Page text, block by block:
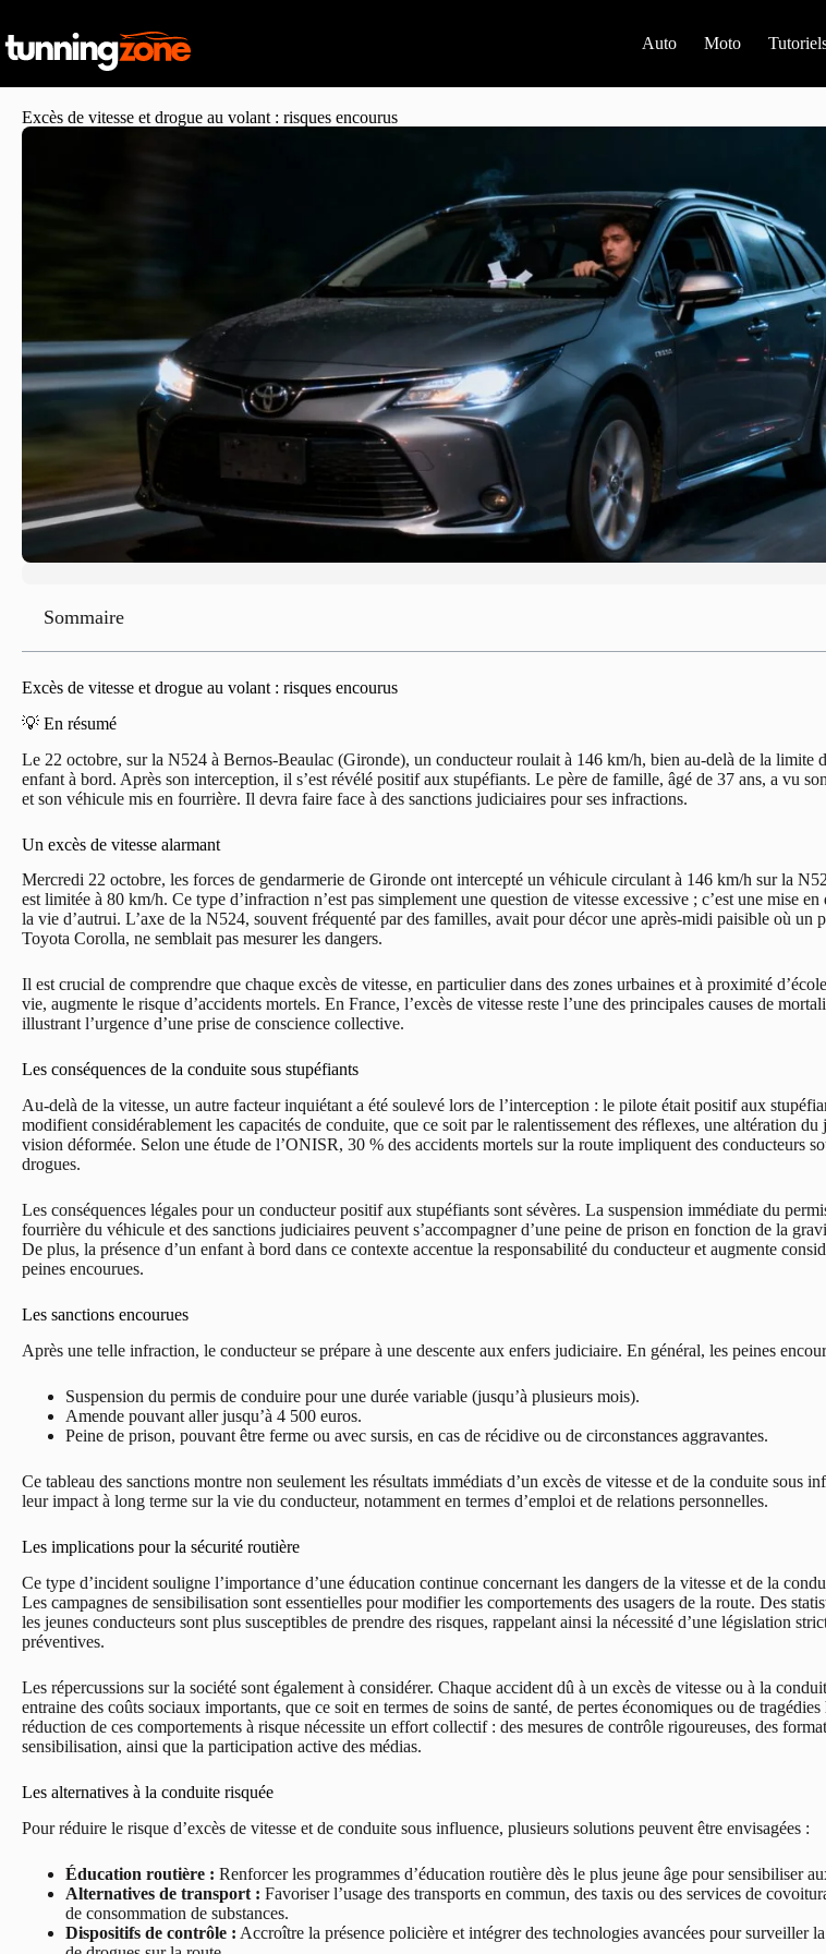
Auto Moto
Excès de vitesse et drogue au volant : risques encourus
Sommaire
Excès de vitesse et drogue au volant : risques encourus
💡 En résumé
Le 22 octobre, sur la N524 à Bernos-Beaulac (Gironde), un conducteur roulait à 146 km/h, bien au-delà de la limite
enfant à bord. Après son interception, il s’est révélé positif aux stupéfiants. Le père de famille, âgé de 37 ans, a vu
et son véhicule mis en fourrière. Il devra faire face à des sanctions judiciaires pour ses infractions.
Un excès de vitesse alarmant
Mercredi 22 octobre, les forces de gendarmerie de Gironde ont intercepté un véhicule circulant à 146 km/h sur la
est limitée à 80 km/h. Ce type d’infraction n’est pas simplement une question de vitesse excessive ; c’est une mise en
la vie d’autrui. L’axe de la N524, souvent fréquenté par des familles, avait pour décor une après-midi paisible où un
Toyota Corolla, ne semblait pas mesurer les dangers.
Il est crucial de comprendre que chaque excès de vitesse, en particulier dans des zones urbaines et à proximité
vie, augmente le risque d’accidents mortels. En France, l’excès de vitesse reste l’une des principales causes de
illustrant l’urgence d’une prise de conscience collective.
Les conséquences de la conduite sous stupéfiants
Au-delà de la vitesse, un autre facteur inquiétant a été soulevé lors de l’interception : le pilote était positif aux
modifient considérablement les capacités de conduite, que ce soit par le ralentissement des réflexes, une altération du
vision déformée. Selon une étude de l’ONISR, 30 % des accidents mortels sur la route impliquent des conducteurs
drogues.
Les conséquences légales pour un conducteur positif aux stupéfiants sont sévères. La suspension immédiate du
fourrière du véhicule et des sanctions judiciaires peuvent s’accompagner d’une peine de prison en fonction de la
De plus, la présence d’un enfant à bord dans ce contexte accentue la responsabilité du conducteur et augmente
peines encourues.
Les sanctions encourues
Après une telle infraction, le conducteur se prépare à une descente aux enfers judiciaire. En général, les peines
Suspension du permis de conduire pour une durée variable (jusqu’à plusieurs mois).
Amende pouvant aller jusqu’à 4 500 euros.
Peine de prison, pouvant être ferme ou avec sursis, en cas de récidive ou de circonstances aggravantes.
Ce tableau des sanctions montre non seulement les résultats immédiats d’un excès de vitesse et de la conduite sous
leur impact à long terme sur la vie du conducteur, notamment en termes d’emploi et de relations personnelles.
Les implications pour la sécurité routière
Ce type d’incident souligne l’importance d’une éducation continue concernant les dangers de la vitesse et de la
Les campagnes de sensibilisation sont essentielles pour modifier les comportements des usagers de la route. Des
les jeunes conducteurs sont plus susceptibles de prendre des risques, rappelant ainsi la nécessité d’une législation
préventives.
Les répercussions sur la société sont également à considérer. Chaque accident dû à un excès de vitesse ou à la
entraine des coûts sociaux importants, que ce soit en termes de soins de santé, de pertes économiques ou de
réduction de ces comportements à risque nécessite un effort collectif : des mesures de contrôle rigoureuses, des
sensibilisation, ainsi que la participation active des médias.
Les alternatives à la conduite risquée
Pour réduire le risque d’excès de vitesse et de conduite sous influence, plusieurs solutions peuvent être envisagées :
Éducation routière : Renforcer les programmes d’éducation routière dès le plus jeune âge pour sensibiliser
Alternatives de transport : Favoriser l’usage des transports en commun, des taxis ou des services de
de consommation de substances.
Dispositifs de contrôle : Accroître la présence policière et intégrer des technologies avancées pour surveiller la